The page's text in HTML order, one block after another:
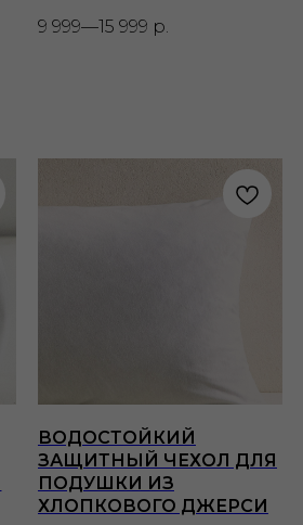
9 999—15 999 р.
ВОДОСТОЙКИЙ
ЗАЩИТНЫЙ ЧЕХОЛ ДЛЯ
ПОДУШКИ ИЗ
ХЛОПКОВОГО ДЖЕРСИ